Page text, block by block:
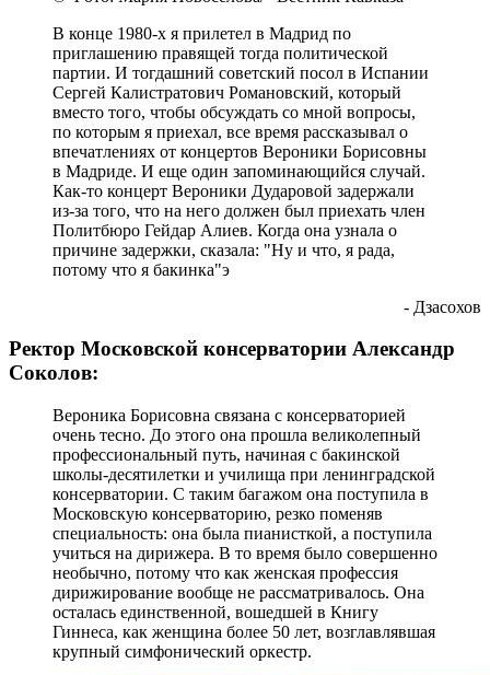
В конце 1980-х я прилетел в Мадрид по
приглашению правящей тогда политической
партии. И тогдашний советский посол в Испании
Сергей Калистратович Романовский, который
вместо того, чтобы обсуждать со мной вопросы,
по которым я приехал, все время рассказывал о
впечатлениях от концертов Вероники Борисовны
в Мадриде. И еще один запоминающийся случай.
Как-то концерт Вероники Дударовой задержали
из-за того, что на него должен был приехать член
Политбюро Гейдар Алиев. Когда она узнала о
причине задержки, сказала: "Ну и что, я рада,
потому что я бакинка"э
- Дзасохов
Ректор Московской консерватории Александр
Соколов:
Вероника Борисовна связана с консерваторией
очень тесно. До этого она прошла великолепный
профессиональный путь, начиная с бакинской
школы-десятилетки и училища при ленинградской
консерватории. С таким багажом она поступила в
Московскую консерваторию, резко поменяв
специальность: она была пианисткой, а поступила
учиться на дирижера. В то время было совершенно
необычно, потому что как женская профессия
дирижирование вообще не рассматривалось. Она
осталась единственной, вошедшей в Книгу
Гиннеса, как женщина более 50 лет, возглавлявшая
крупный симфонический оркестр.